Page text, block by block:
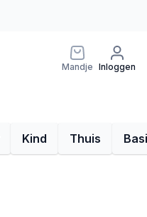
Mandje Inloggen
Kind Thuis